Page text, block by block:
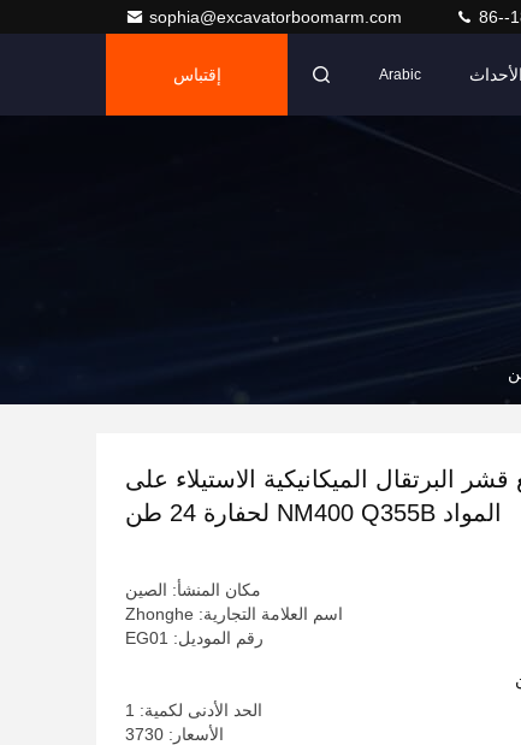
sophia@excavatorboomarm.com 86--
الأحداث Arabic إقتباس
قشر البرتقال الميكانيكية الاستيلاء على
المواد NM400 Q355B لحفارة 24 طن
مكان المنشأ: الصين
اسم العلامة التجارية: Zhonghe
رقم الموديل: EG01
الحد الأدنى لكمية: 1
الأسعار: 3730